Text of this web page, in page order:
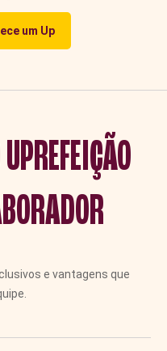
um Up
e vantagens que